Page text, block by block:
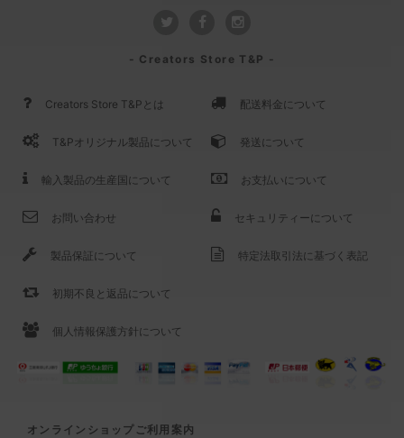
- Creators Store T&P -
Creators Store T&Pとは
T&Pオリジナル製品について
輸入製品の生産国について
お問い合わせ
配送料金について
発送について
お支払いについて
セキュリティーについて
製品保証について
初期不良と返品について
個人情報保護方針について
特定法取引法に基づく表記
オンラインショップご利用案内